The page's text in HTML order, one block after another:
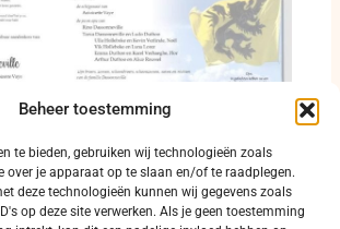
Beheer toestemming
te bieden, gebruiken wij technologieën zoals
over je apparaat op te slaan en/of te raadplegen.
deze technologieën kunnen wij gegevens zoals
op deze site verwerken. Als je geen toestemming
neemt afscheid in